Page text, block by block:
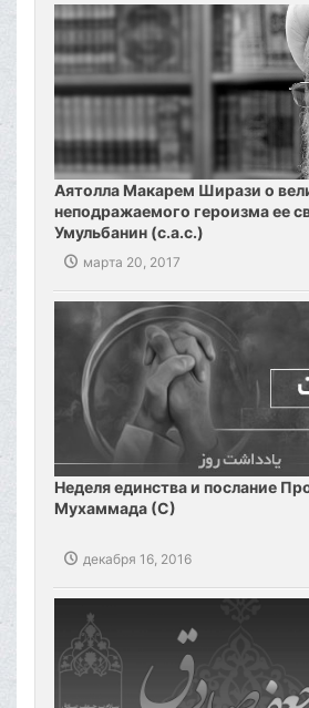
добронравия.‌ И да
Аби-Талиба, глас
да распространится милость
светлость Али (мир ему),
деле предначертал для
благочестия.
Аятолла Макарем Ширази о
неподражаемого героизма ее
Умульбанин (с.а.с.)
марта 20, 2017
Неделя единства и послание
Мухаммада (С)
декабря 16, 2016